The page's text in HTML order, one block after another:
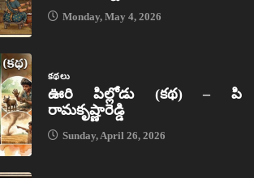
Monday, May 4, 2026
కథలు
ఊరి పిల్లోడు (కథ) – పి
రామకృష్ణారెడ్డి
Sunday, April 26, 2026